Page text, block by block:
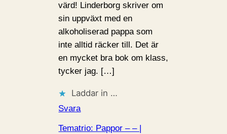
värd! Linderborg skriver om
sin uppväxt med en
alkoholiserad pappa som
inte alltid räcker till. Det är
en mycket bra bok om klass,
tycker jag. […]
Laddar in …
Svara
Tematrio: Pappor – – |